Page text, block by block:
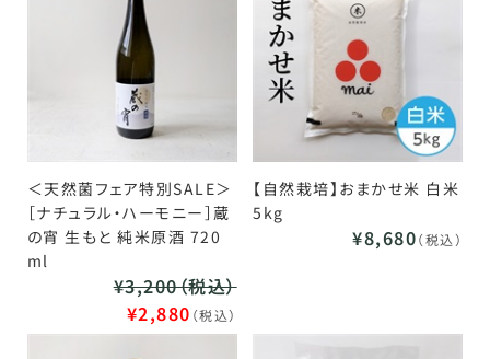
＜天然菌フェア特別SALE＞
［ナチュラル・ハーモニー］蔵
の宵 生もと 純米原酒 720
ml
¥3,200（税込）
¥2,880 （税込）
【自然栽培】おまかせ米 白米
5kg
¥8,680（税込）